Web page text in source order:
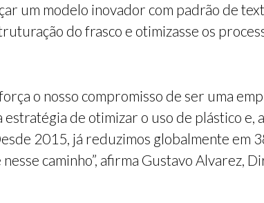
um modelo inovador com padrão de
do frasco e otimizasse os
o nosso compromisso de ser uma
de otimizar o uso de plástico e,
2015, já reduzimos globalmente em
caminho”, afirma Gustavo Alvarez,